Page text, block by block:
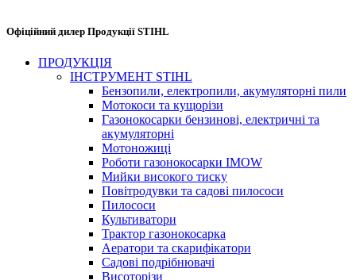
Офіційний дилер Продукції STIHL
ПРОДУКЦІЯ
ІНСТРУМЕНТ STIHL
Бензопили, електропили, акумуляторні пили
Мотокоси та кущорізи
Газонокосарки бензинові, електричні та
акумуляторні
Мотоножиці
Роботи газонокосарки IMOW
Мийки високого тиску
Повітродувки та садові пилососи
Пилососи
Культиватори
Трактор газонокосарка
Аератори та скарифікатори
Садові подрібнювачі
Висоторізи